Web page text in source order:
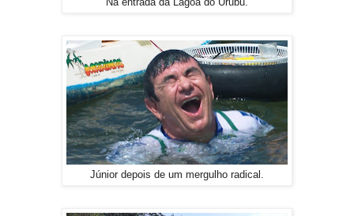
Na entrada da Lagoa do Urubu.
Júnior depois de um mergulho radical.